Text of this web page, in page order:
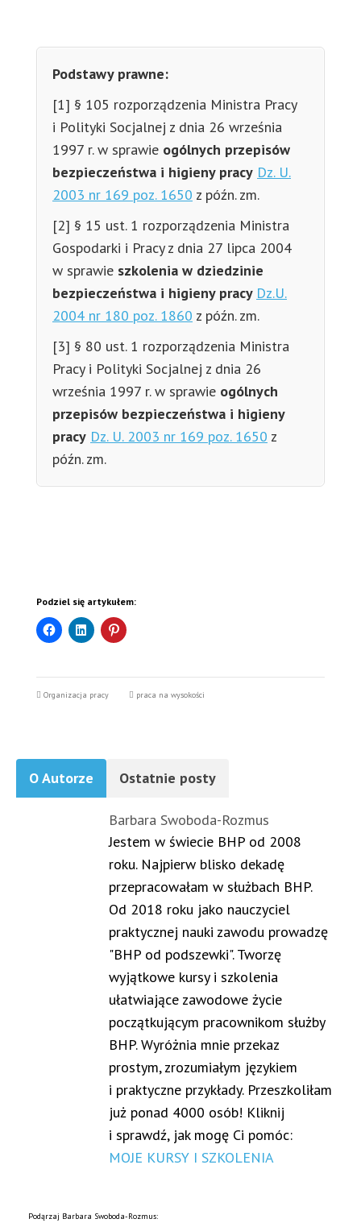
Podstawy prawne:
[1] § 105 rozporządzenia Ministra Pracy
i Polityki Socjalnej z dnia 26 września
1997 r. w sprawie ogólnych przepisów
bezpieczeństwa i higieny pracy Dz. U.
2003 nr 169 poz. 1650 z późn.zm.
[2] § 15 ust. 1 rozporządzenia Ministra
Gospodarki i Pracy z dnia 27 lipca 2004
w sprawie szkolenia w dziedzinie
bezpieczeństwa i higieny pracy Dz.U.
2004 nr 180 poz. 1860 z późn.zm.
[3] § 80 ust. 1 rozporządzenia Ministra
Pracy i Polityki Socjalnej z dnia 26
września 1997 r. w sprawie ogólnych
przepisów bezpieczeństwa i higieny
pracy Dz. U. 2003 nr 169 poz. 1650 z
późn.zm.
Podziel się artykułem:
Organizacja pracy praca na wysokości
O Autorze Ostatnie posty
Podąrzaj Barbara Swoboda-Rozmus:
Barbara Swoboda-Rozmus
Jestem w świecie BHP od 2008
roku. Najpierw blisko dekadę
przepracowałam w służbach BHP.
Od 2018 roku jako nauczyciel
praktycznej nauki zawodu prowadzę
"BHP od podszewki". Tworzę
wyjątkowe kursy i szkolenia
ułatwiające zawodowe życie
początkującym pracownikom służby
BHP. Wyróżnia mnie przekaz
prostym, zrozumiałym językiem
i praktyczne przykłady. Przeszkoliłam
już ponad 4000 osób! Kliknij
i sprawdź, jak mogę Ci pomóc:
MOJE KURSY I SZKOLENIA